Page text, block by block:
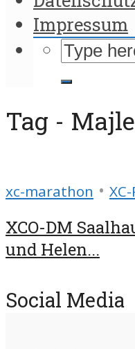
Impressum
Tag -
xc-marathon •
XCO-DM
und Helen...
Social Media